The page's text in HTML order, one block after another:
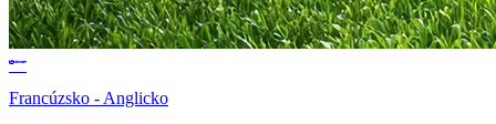
Francúzsko - Anglicko